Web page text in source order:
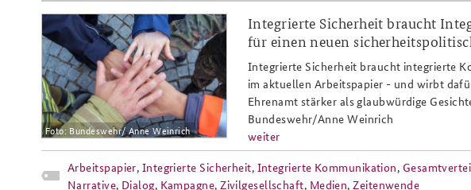
ap8-
Foto: Bundeswehr/ Anne Weinrich
Integrierte Sicherheit braucht
für einen neuen
Integrierte Sicherheit braucht integrierte
im aktuellen Arbeitspapier - und wirbt
Ehrenamt stärker als glaubwürdige
Bundeswehr/Anne Weinrich
weiter
Arbeitspapier, Integrierte Sicherheit, Integrierte Kommunikation,
Narrative, Dialog, Kampagne,Zivilgesellschaft, Medien,Zeitenwende